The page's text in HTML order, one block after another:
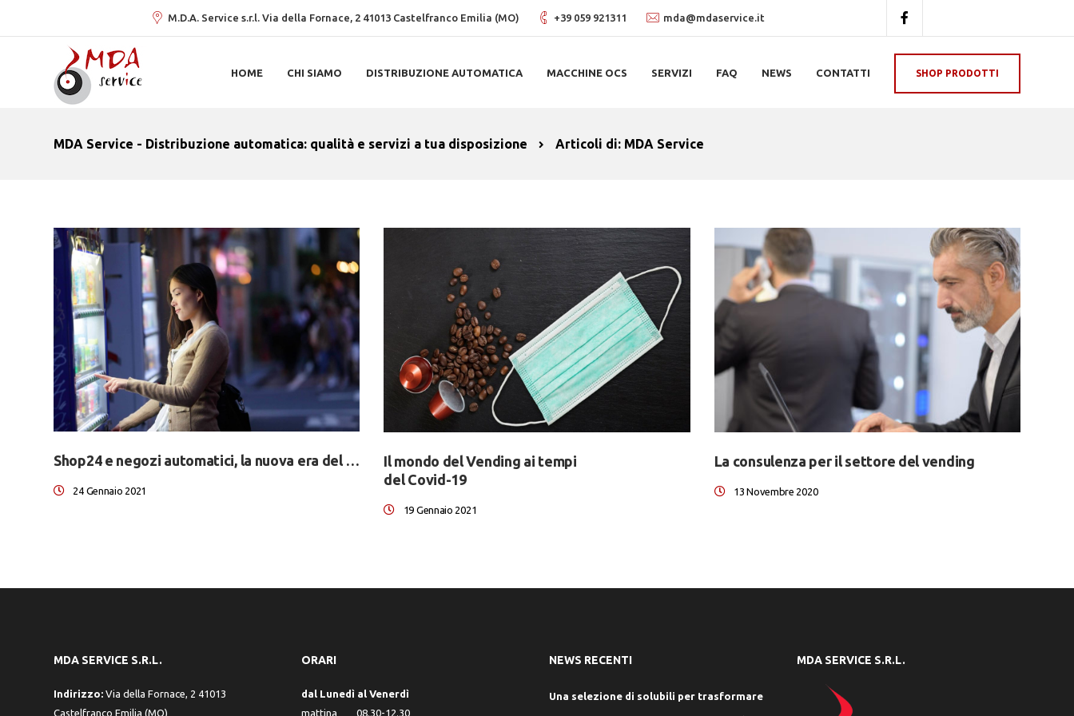
M.D.A. Service s.r.l. Via della Fornace, 2 41013 Castelfranco Emilia (MO) +39 059 921311 mda@mdaservice.it
HOME CHI SIAMO DISTRIBUZIONE AUTOMATICA MACCHINE OCS SERVIZI FAQ NEWS CONTATTI SHOP PRODOTTI
MDA Service - Distribuzione automatica: qualità e servizi a tua disposizione Articoli di: MDA Service
Shop24 e negozi automatici, la nuova era del vending!
24 Gennaio 2021
Il mondo del Vending ai tempi
del Covid-19
19 Gennaio 2021
La consulenza per il settore del vending
13 Novembre 2020
MDA SERVICE S.R.L.
Indirizzo: Via della Fornace, 2 41013
Castelfranco Emilia (MO)
ORARI
dal Lunedì al Venerdì
mattina 08.30-12.30
NEWS RECENTI
Una selezione di solubili per trasformare
MDA SERVICE S.R.L.